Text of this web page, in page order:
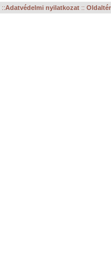
::Adatvédelmi nyilatkozat ::